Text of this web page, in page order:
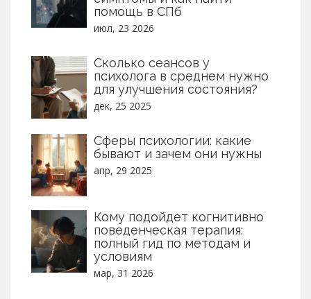
помощь в СПб
июл, 23 2026
Сколько сеансов у
психолога в среднем нужно
для улучшения состояния?
дек, 25 2025
Сферы психологии: какие
бывают и зачем они нужны
апр, 29 2025
Кому подойдет когнитивно
поведенческая терапия:
полный гид по методам и
условиям
мар, 31 2026